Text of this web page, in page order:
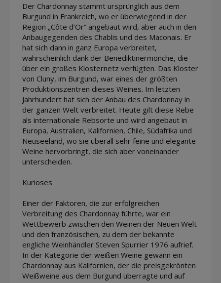
Der Chardonnay stammt ursprünglich aus dem
Burgund in Frankreich, wo er überwiegend in der
Region „Côte d’Or“ angebaut wird, aber auch in den
Anbaugegenden des Chablis und des Maconais. Er
hat sich dann in ganz Europa verbreitet,
wahrscheinlich dank der Benediktinermönche, die
über ein großes Klosternetz verfügten. Das Kloster
von Cluny, im Burgund, war eines der größten
Produktionszentren dieses Weines. Im letzten
Jahrhundert hat sich der Anbau des Chardonnay in
der ganzen Welt verbreitet. Heute gilt diese Rebe
als internationale Rebsorte und wird angebaut in
Europa, Australien, Kalifornien, Chile, Südafrika und
Neuseeland, wo sie überall sehr feine und elegante
Weine hervorbringt, die sich aber voneinander
unterscheiden.
Kurioses
Einer der Faktoren, die zur erfolgreichen
Verbreitung des Chardonnay führte, war ein
Wettbewerb zwischen den Weinen der Neuen Welt
und den französischen, zu dem der bekannte
engliche Weinhändler Steven Spurrier 1976 aufrief.
In der Kategorie der weißen Weine gewann ein
Chardonnay aus Kalifornien, der die preisgekrönten
Weißweine aus dem Burgund überragte und auf